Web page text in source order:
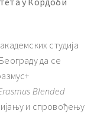
студија
да се
Blended
и спровођењу